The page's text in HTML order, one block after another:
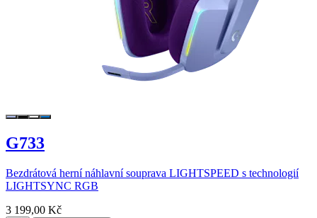
G733
Bezdrátová herní náhlavní souprava LIGHTSPEED s technologií
LIGHTSYNC RGB
3 199,00 Kč